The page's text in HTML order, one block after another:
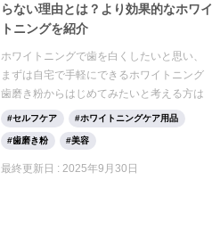
らない理由とは？より効果的なホワイ
トニングを紹介
ホワイトニングで歯を白くしたいと思い、
まずは自宅で手軽にできるホワイトニング
歯磨き粉からはじめてみたいと考える方は
多くいらっしゃいます。しかし、その使用
感には個人差があり、人によっては効果を
感じない場合もあるようです。 今回は、ホ
ワイトニング歯磨き粉の仕組みや白くなら
セルフケア ホワイトニングケア用品
歯磨き粉 美容
最終更新日 : 2025年9月30日